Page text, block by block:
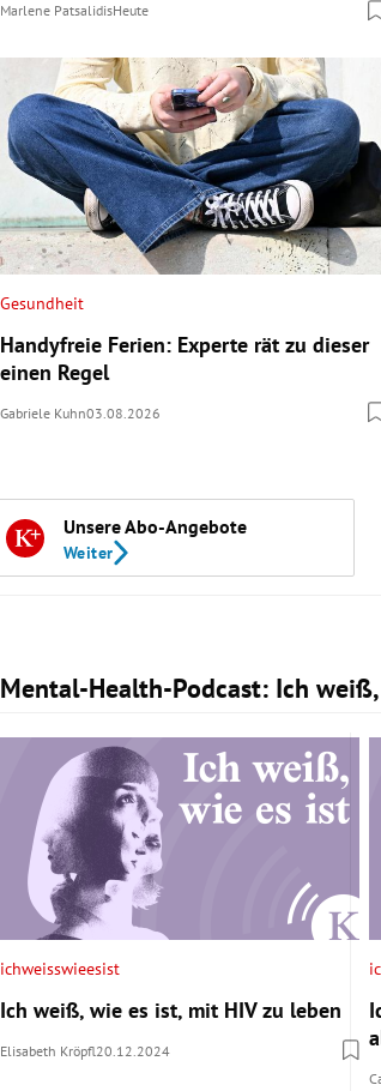
Marlene PatsalidisHeute
Gesundheit
Handyfreie Ferien: Experte rät zu dieser
einen Regel
Gabriele Kuhn03.08.2026
Unsere Abo-Angebote
Weiter
Mental-Health-Podcast: Ich
Slide 1 von 3
ichweisswieesist
Ich weiß, wie es ist, mit HIV zu leben
Elisabeth Kröpfl20.12.2024